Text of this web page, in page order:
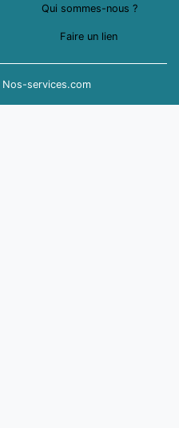
Qui sommes-nous ?
Faire un lien
services.com